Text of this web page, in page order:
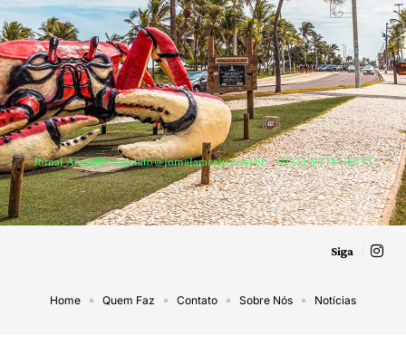
Jornal Aracaju –contato@jornalaracaju.com.br– tel.(11)91754-6532
Siga
Home Quem Faz Contato Sobre Nós Notícias